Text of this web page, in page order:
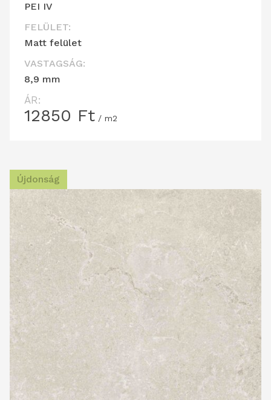
PEI IV
FELÜLET:
Matt felület
VASTAGSÁG:
8,9 mm
ÁR:
12850 Ft / m2
Újdonság